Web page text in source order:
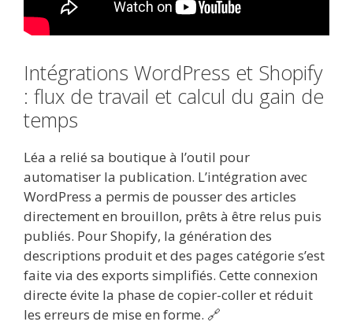
Intégrations WordPress et Shopify
: flux de travail et calcul du gain de
temps
Léa a relié sa boutique à l’outil pour
automatiser la publication. L’intégration avec
WordPress a permis de pousser des articles
directement en brouillon, prêts à être relus puis
publiés. Pour Shopify, la génération des
descriptions produit et des pages catégorie s’est
faite via des exports simplifiés. Cette connexion
directe évite la phase de copier-coller et réduit
les erreurs de mise en forme. 🔗